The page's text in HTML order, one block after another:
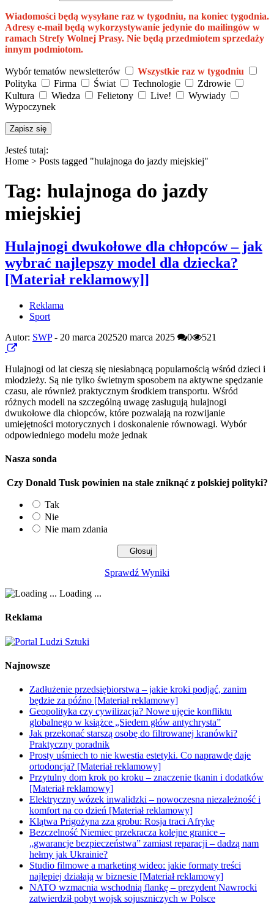
Wiadomości będą wysyłane raz w tygodniu, na koniec tygodnia.
Adresy e-mail będą wykorzystywanie jedynie do mailingów w
ramach Strefy Wolnej Prasy. Nie będą przedmiotem sprzedaży
innym podmiotom.
Wybór tematów newsletterów
Wszystkie raz w tygodniu
Polityka
Firma Świat Technologie
Zdrowie
Kultura
Wiedza Felietony Live!
Wywiady
Wypoczynek
Jesteś tutaj:
Home > Posts tagged "hulajnoga do jazdy miejskiej"
Tag: hulajnoga do jazdy
miejskiej
Hulajnogi dwukołowe dla chłopców – jak
wybrać najlepszy model dla dziecka?
[Materiał reklamowy]]
Reklama
Sport
Autor: SWP- 20 marca 202520 marca 2025 0 521
Hulajnogi od lat cieszą się niesłabnącą popularnością wśród dzieci i
młodzieży. Są nie tylko świetnym sposobem na aktywne spędzanie
czasu, ale również praktycznym środkiem transportu. Wśród
różnych modeli na szczególną uwagę zasługują hulajnogi
dwukołowe dla chłopców, które pozwalają na rozwijanie
umiejętności motorycznych i doskonalenie równowagi. Wybór
odpowiedniego modelu może jednak
Nasza sonda
Czy Donald Tusk powinien na stałe zniknąć z polskiej polityki?
Tak
Nie
Nie mam zdania
Sprawdź Wyniki
Loading ...
Reklama
Najnowsze
Zadłużenie przedsiębiorstwa – jakie kroki podjąć, zanim
będzie za późno [Materiał reklamowy]
Geopolityka czy cywilizacja? Nowe ujęcie konfliktu
globalnego w książce „Siedem głów antychrysta”
Jak przekonać starszą osobę do filtrowanej kranówki?
Praktyczny poradnik
Prosty uśmiech to nie kwestia estetyki. Co naprawdę daje
ortodoncja? [Materiał reklamowy]
Przytulny dom krok po kroku – znaczenie tkanin i dodatków
[Materiał reklamowy]
Elektryczny wózek inwalidzki – nowoczesna niezależność i
komfort na co dzień [Materiał reklamowy]
Klątwa Prigożyna zza grobu: Rosja traci Afrykę
Bezczelność Niemiec przekracza kolejne granice –
„gwarancje bezpieczeństwa” zamiast reparacji – dadzą nam
hełmy jak Ukrainie?
Studio filmowe a marketing wideo: jakie formaty treści
najlepiej działają w biznesie [Materiał reklamowy]
NATO wzmacnia wschodnią flankę – prezydent Nawrocki
zatwierdził pobyt wojsk sojuszniczych w Polsce